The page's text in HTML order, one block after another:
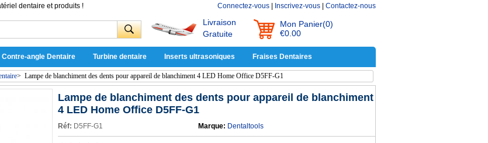
dentaire et produits ! Connectez-vous Inscrivez-vous Contactez-nous
Livraison
Gratuite
Mon Panier(0)
€0.00
Contre-angle Dentaire Turbine dentaire Inserts ultrasoniques Fraises Dentaires
> Lampe de blanchiment des dents pour appareil de blanchiment 4 LED Home Office D5FF-G1
Lampe de blanchiment des dents pour appareil de blanchiment
4 LED Home Office D5FF-G1
Réf: D5FF-G1 Marque: Dentaltools